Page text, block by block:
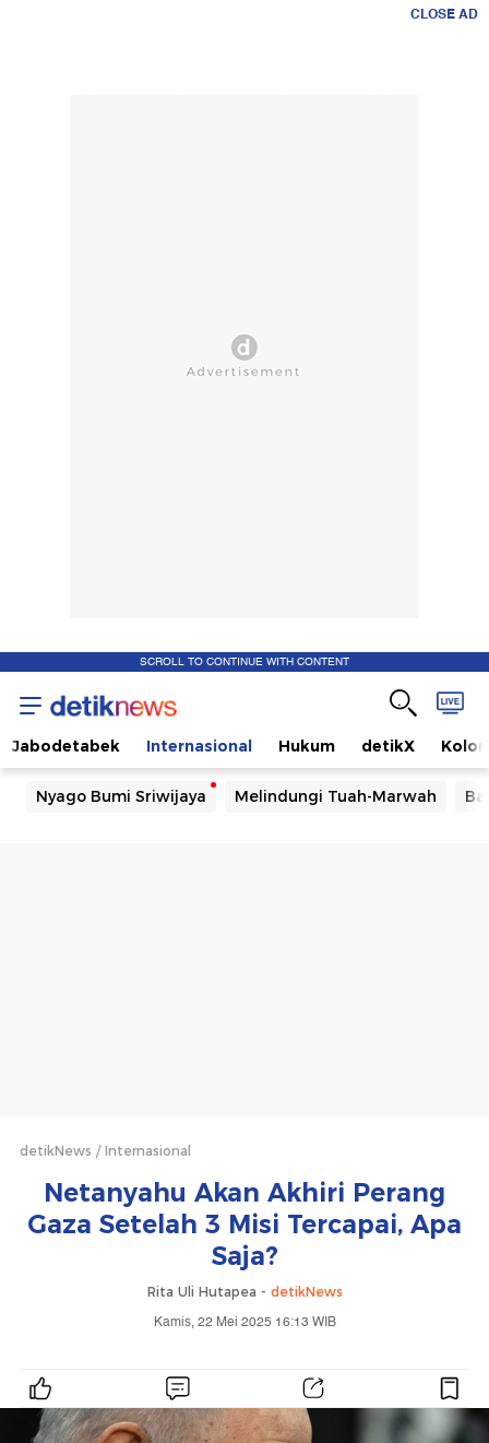
CLOSE AD
SCROLL TO CONTINUE WITH CONTENT
Jabodetabek Internasional Hukum detikX
Nyago Bumi Sriwijaya Melindungi Tuah-Marwah
detikNews Internasional
Netanyahu Akan Akhiri Perang
Gaza Setelah 3 Misi Tercapai, Apa
Saja?
Rita Uli Hutapea - detikNews
Kamis, 22 Mei 2025 16:13 WIB